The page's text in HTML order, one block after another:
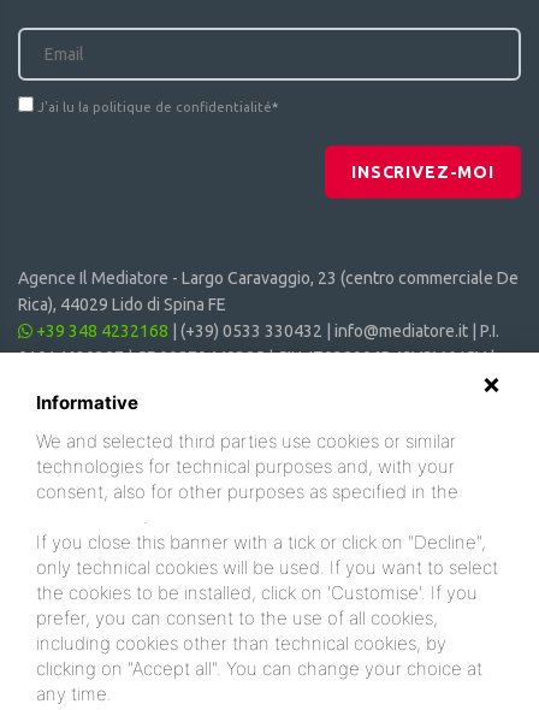
J'ai lu la politique de confidentialité*
INSCRIVEZ-MOI
Agence Il Mediatore - Largo Caravaggio, 23 (centro commerciale De
Rica), 44029 Lido di Spina FE
+39 348 4232168
(+39) 0533 330432 info@mediatore.it | P.I.
01014620387 | CF 00870440385 | CIN: IT038006B4SVSM6JCV |
Informative
We and selected third parties use cookies or similar
technologies for technical purposes and, with your
consent, also for other purposes as specified in the
.
If you close this banner with a tick or click on "Decline",
only technical cookies will be used. If you want to select
the cookies to be installed, click on 'Customise'. If you
prefer, you can consent to the use of all cookies,
including cookies other than technical cookies, by
clicking on "Accept all". You can change your choice at
any time.